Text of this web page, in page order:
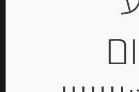
יחידות